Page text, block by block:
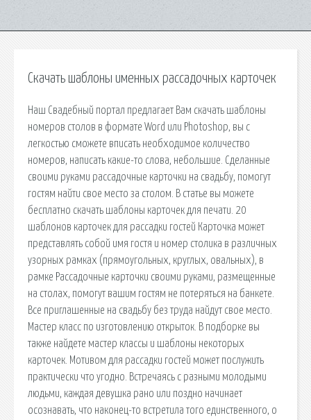
Скачать шаблоны именных рассадочных карточек
Наш Свадебный портал предлагает Вам скачать шаблоны
номеров столов в формате Word или Photoshop, вы с
легкостью сможете вписать необходимое количество
номеров, написать какие-то слова, небольшие. Сделанные
своими руками рассадочные карточки на свадьбу, помогут
гостям найти свое место за столом. В статье вы можете
бесплатно скачать шаблоны карточек для печати. 20
шаблонов карточек для рассадки гостей Карточка может
представлять собой имя гостя и номер столика в различных
узорных рамках (прямоугольных, круглых, овальных), в
рамке Рассадочные карточки своими руками, размещенные
на столах, помогут вашим гостям не потеряться на банкете.
Все приглашенные на свадьбу без труда найдут свое место.
Мастер класс по изготовлению открыток. В подборке вы
также найдете мастер классы и шаблоны некоторых
карточек. Мотивом для рассадки гостей может послужить
практически что угодно. Встречаясь с разными молодыми
людьми, каждая девушка рано или поздно начинает
осознавать, что наконец-то встретила того единственного, о